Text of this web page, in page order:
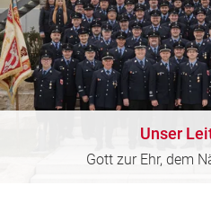
Unser
Gott zur Ehr, dem